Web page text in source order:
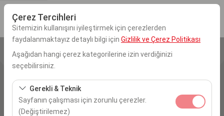
Çerez Tercihleri
Sitemizin kullanışını iyileştirmek için çerezlerden
faydalanmaktayız detaylı bilgi için Gizlilik ve Çerez Politikası
Aşağıdan hangi çerez kategorilerine izin verdiğinizi
seçebilirsiniz.
Gerekli & Teknik
Sayfanın çalışması için zorunlu çerezler.
(Değiştirilemez)
Alış Yeri
Aracı farklı bir lokasyona bırakacağım